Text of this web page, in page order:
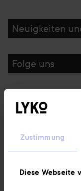
Zustimmung
Diese Webseite
Neuigkeiten
Folge uns
Informationen
Ebenfalls